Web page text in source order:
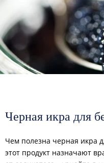
Черная икра для
Чем полезна черная икра
этот продукт назначают